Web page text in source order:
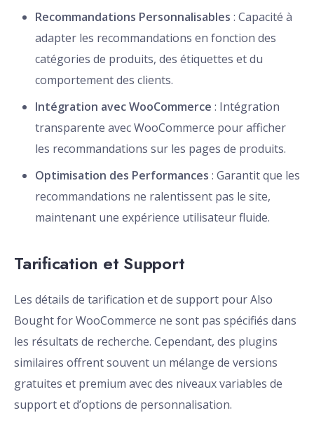
Recommandations Personnalisables : Capacité à
adapter les recommandations en fonction des
catégories de produits, des étiquettes et du
comportement des clients.
Intégration avec WooCommerce : Intégration
transparente avec WooCommerce pour afficher
les recommandations sur les pages de produits.
Optimisation des Performances : Garantit que les
recommandations ne ralentissent pas le site,
maintenant une expérience utilisateur fluide.
Tarification et Support
Les détails de tarification et de support pour Also
Bought for WooCommerce ne sont pas spécifiés dans
les résultats de recherche. Cependant, des plugins
similaires offrent souvent un mélange de versions
gratuites et premium avec des niveaux variables de
support et d’options de personnalisation.